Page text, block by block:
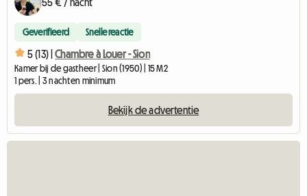
55 € / nacht
Geverifieerd Snelle reactie
5 (13) | Chambre à Louer - Sion
Kamer bij de gastheer | Sion (1950) | 15 M2
1 pers. | 3 nachten minimum
Bekijk de advertentie